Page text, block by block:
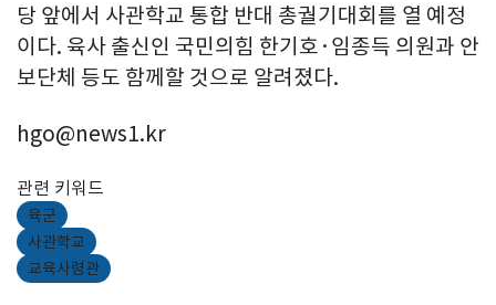
당 앞에서 사관학교 통합 반대 총궐기대회를 열 예정
이다. 육사 출신인 국민의힘 한기호·임종득 의원과 안
보단체 등도 함께할 것으로 알려졌다.
hgo@news1.kr
관련 키워드
육군
사관학교
교육사령관